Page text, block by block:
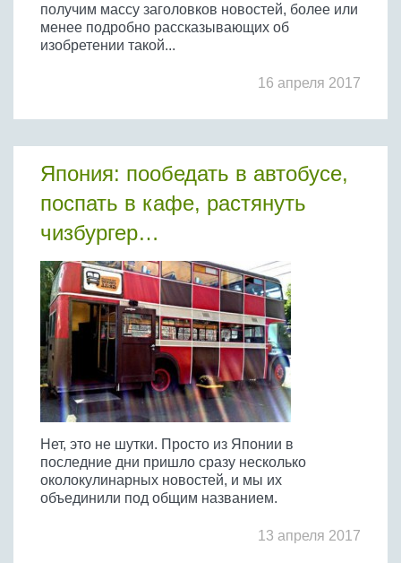
получим массу заголовков новостей, более или
менее подробно рассказывающих об
изобретении такой...
16 апреля 2017
Япония: пообедать в автобусе,
поспать в кафе, растянуть
чизбургер…
Нет, это не шутки. Просто из Японии в
последние дни пришло сразу несколько
околокулинарных новостей, и мы их
объединили под общим названием.
13 апреля 2017